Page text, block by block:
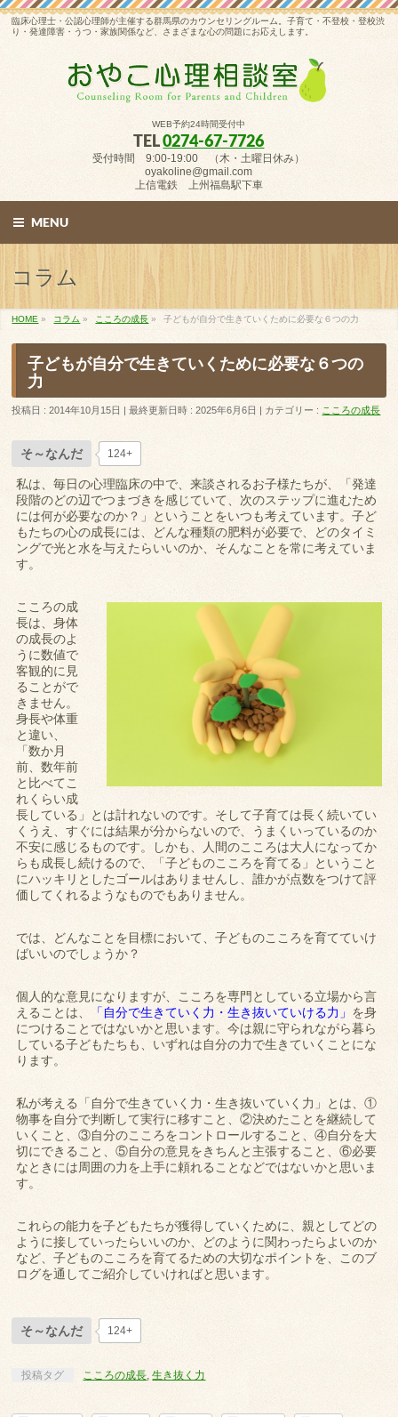
臨床心理士・公認心理師が主催する群馬県のカウンセリングルーム。子育て・不登校・登校渋
り・発達障害・うつ・家族関係など、さまざまな心の問題にお応えします。
WEB予約24時間受付中
TEL0274-67-7726
受付時間 9:00-19:00 （木・土曜日休み）
oyakoline@gmail.com
上信電鉄 上州福島駅下車
MENU
コラム
HOME » コラム » こころの成長 » 子どもが自分で生きていくために必要な６つの力
子どもが自分で生きていくために必要な６つの
力
投稿日 : 2014年10月15日 最終更新日時 : 2025年6月6日 カテゴリー : こころの成長
そ～なんだ 124+
私は、毎日の心理臨床の中で、来談されるお子様たちが、「発達
段階のどの辺でつまづきを感じていて、次のステップに進むため
には何が必要なのか？」ということをいつも考えています。子ど
もたちの心の成長には、どんな種類の肥料が必要で、どのタイミ
ングで光と水を与えたらいいのか、そんなことを常に考えていま
す。
こころの成
長は、身体
の成長のよ
うに数値で
客観的に見
ることがで
きません。
身長や体重
と違い、
「数か月
前、数年前
と比べてこ
れくらい成
長している」とは計れないのです。そして子育ては長く続いてい
くうえ、すぐには結果が分からないので、うまくいっているのか
不安に感じるものです。しかも、人間のこころは大人になってか
らも成長し続けるので、「子どものこころを育てる」ということ
にハッキリとしたゴールはありませんし、誰かが点数をつけて評
価してくれるようなものでもありません。
では、どんなことを目標において、子どものこころを育てていけ
ばいいのでしょうか？
個人的な意見になりますが、こころを専門としている立場から言
えることは、
「自分で生きていく力・生き抜いていける力」 を身
につけることではないかと思います。今は親に守られながら暮ら
している子どもたちも、いずれは自分の力で生きていくことにな
ります。
私が考える「自分で生きていく力・生き抜いていく力」とは、①
物事を自分で判断して実行に移すこと、②決めたことを継続して
いくこと、③自分のこころをコントロールすること、④自分を大
切にできること、⑤自分の意見をきちんと主張すること、⑥必要
なときには周囲の力を上手に頼れることなどではないかと思いま
す。
これらの能力を子どもたちが獲得していくために、親としてどの
ように接していったらいいのか、どのように関わったらよいのか
など、子どものこころを育てるための大切なポイントを、このブ
ログを通してご紹介していければと思います。
そ～なんだ 124+
投稿タグ こころの成長,生き抜く力